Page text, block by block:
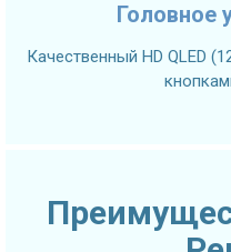
Головное
Качественный HD QLED